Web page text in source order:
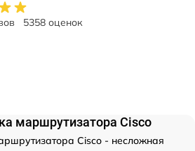
5358 оценок
маршрутизатора Cisco
Cisco - несложная